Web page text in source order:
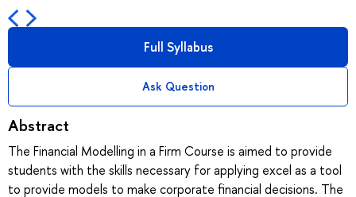
Full Syllabus
Ask Question
Abstract
The Financial Modelling in a Firm Course is aimed to provide
students with the skills necessary for applying excel as a tool
to provide models to make corporate financial decisions. The